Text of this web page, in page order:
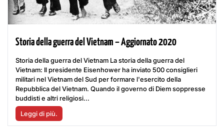
Storia della guerra del Vietnam – Aggiornato 2020
Storia della guerra del Vietnam La storia della guerra del
Vietnam: Il presidente Eisenhower ha inviato 500 consiglieri
militari nel Vietnam del Sud per formare l'esercito della
Repubblica del Vietnam. Quando il governo di Diem soppresse
buddisti e altri religiosi...
Leggi di più.